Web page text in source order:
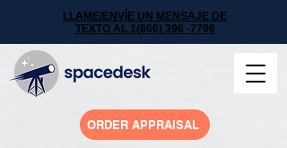
LLAME/ENVÍE UN MENSAJE DE
TEXTO AL 1(866) 396 -7796
ORDER APPRAISAL